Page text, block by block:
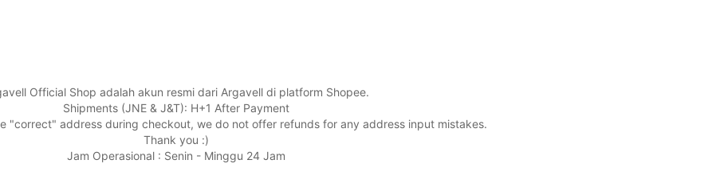
Official Shop adalah akun resmi dari Argavell di platform Shopee.
Shipments (JNE & J&T): H+1 After Payment
"correct" address during checkout, we do not offer refunds for any address input mistakes.
Thank you :)
Jam Operasional : Senin - Minggu 24 Jam